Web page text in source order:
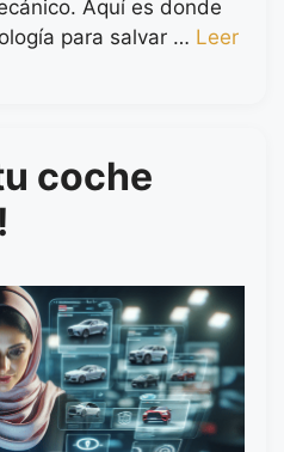
Aquí es donde
para salvar … Leer
coche